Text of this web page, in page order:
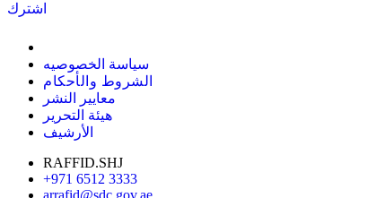
اشترك
سياسة الخصوصيه
الشروط والأحكام
معايير النشر
هيئة التحرير
الأرشيف
RAFFID.SHJ
+971 6512 3333
arrafid@sdc.gov.ae